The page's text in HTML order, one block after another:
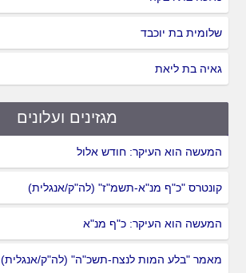
שלומית בת יוכבד
גאיה בת ליאת
מגזינים ועלונים
המעשה הוא העיקר: חודש אלול
קונטרס "כ"ף מנ"א-תשמ"ז" (לה"ק/אנגלית)
המעשה הוא העיקר: כ"ף מנ"א
מאמר "בלע המות לנצח-תשכ"ה" (לה"ק/אנגלית)